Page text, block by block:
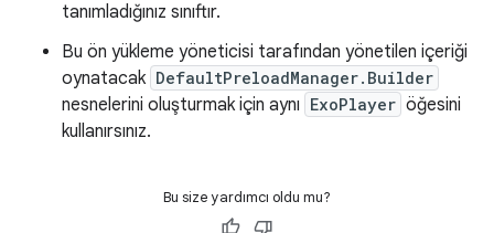
tanımladığınız sınıftır.
Bu ön yükleme yöneticisi tarafından yönetilen içeriği
oynatacak DefaultPreloadManager.Builder
nesnelerini oluşturmak için aynı ExoPlayer öğesini
kullanırsınız.
Bu size yardımcı oldu mu?